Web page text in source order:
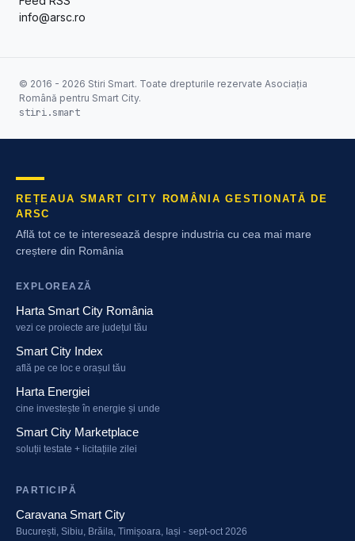
info@arsc.ro
© 2016 - 2026 Stiri Smart. Toate drepturile rezervate Asociația
Română pentru Smart City.
stiri.smart
REȚEAUA SMART CITY ROMÂNIA GESTIONATĂ DE
ARSC
Află tot ce te interesează despre industria cu cea mai mare
creștere din România
EXPLOREAZĂ
Harta Smart City România
vezi ce proiecte are județul tău
Smart City Index
află pe ce loc e orașul tău
Harta Energiei
cine investește în energie și unde
Smart City Marketplace
soluții testate + licitațiile zilei
PARTICIPĂ
Caravana Smart City
București, Sibiu, Brăila, Timișoara, Iași - sept-oct 2026